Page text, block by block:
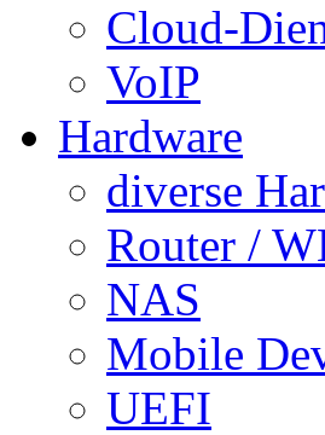
Cloud-
VoIP
Hardware
diverse
Router /
NAS
Mobile
UEFI